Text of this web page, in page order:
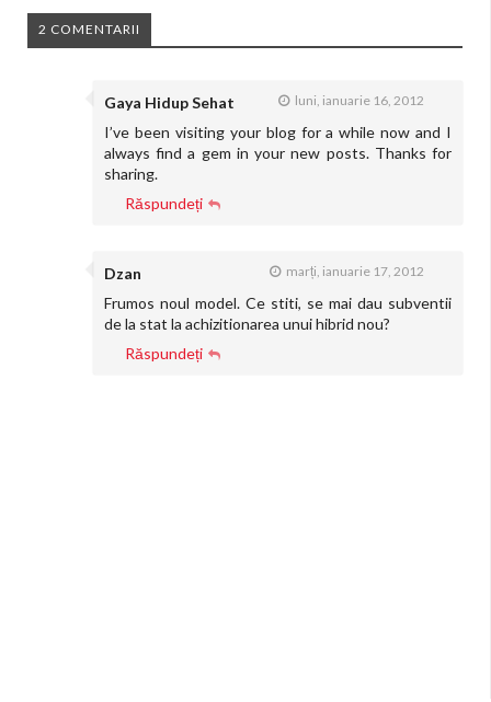
2 COMENTARII
Gaya Hidup Sehat luni, ianuarie 16, 2012
I’ve been visiting your blog for a while now and I
always find a gem in your new posts. Thanks for
sharing.
Răspundeți
Dzan marți, ianuarie 17, 2012
Frumos noul model. Ce stiti, se mai dau subventii
de la stat la achizitionarea unui hibrid nou?
Răspundeți